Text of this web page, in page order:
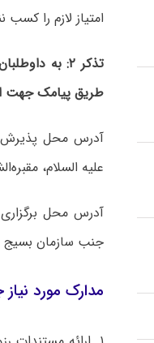
امتیاز لازم را کسب
تذکر ۲:
به
طریق پیامک جهت
آدرس محل پذیرش
علیه السلام،
آدرس محل
جنب سازمان بسیج
مدارک مورد نیاز جهت